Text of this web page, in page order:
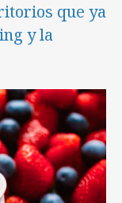
que ya
y la